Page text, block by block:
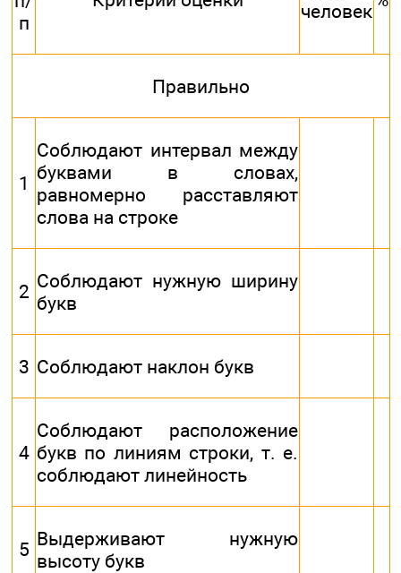
п
человек
Правильно
1
Соблюдают интервал между
буквами в словах,
равномерно расставляют
слова на строке
2 Соблюдают нужную ширину
букв
3 Соблюдают наклон букв
4
Соблюдают расположение
букв по линиям строки, т. е.
соблюдают линейность
5 Выдерживают нужную
высоту букв